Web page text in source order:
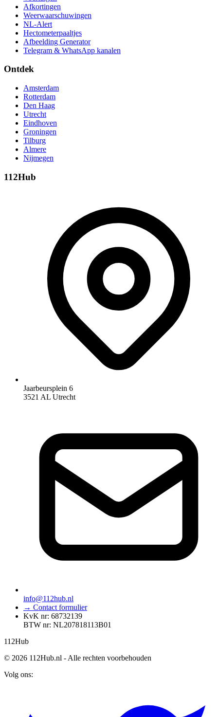
Afkortingen
Weerwaarschuwingen
NL-Alert
Hectometerpaaltjes
Afbeelding Generator
Telegram & WhatsApp kanalen
Ontdek
Amsterdam
Rotterdam
Den Haag
Utrecht
Eindhoven
Groningen
Tilburg
Almere
Nijmegen
112Hub
Jaarbeursplein 6
3521 AL Utrecht
info@112hub.nl
→ Contact formulier
KvK nr: 68732139
BTW nr: NL207818113B01
112Hub
© 2026 112Hub.nl - Alle rechten voorbehouden
Volg ons: